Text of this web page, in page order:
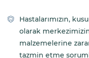
Hastalarımızın,
olarak
malzemelerine
tazmin etme